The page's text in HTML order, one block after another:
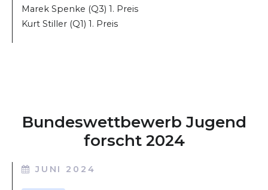
Marek Spenke (Q3) 1. Preis
Kurt Stiller (Q1) 1. Preis
Bundeswettbewerb Jugend
forscht 2024
JUNI 2024